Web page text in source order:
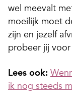
wel meevalt
moeilijk moet
zijn en jezelf
probeer jij voor
Lees ook:
ik nog steeds